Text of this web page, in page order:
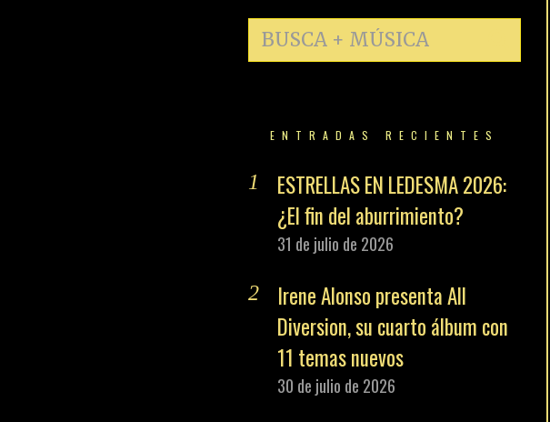
ENTRADAS RECIENTES
ESTRELLAS EN LEDESMA 2026:
¿El fin del aburrimiento?
31 de julio de 2026
Irene Alonso presenta All
Diversion, su cuarto álbum con
11 temas nuevos
30 de julio de 2026